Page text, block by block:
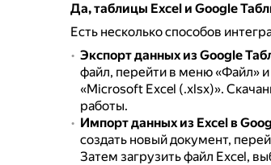
Да, таблицы Excel и Google
Есть несколько способов
Экспорт данных из Google
файл, перейти в меню «Файл» и
«Microsoft Excel (.xlsx)».
работы.
Импорт данных из Excel в
создать новый документ,
Затем загрузить файл Excel,